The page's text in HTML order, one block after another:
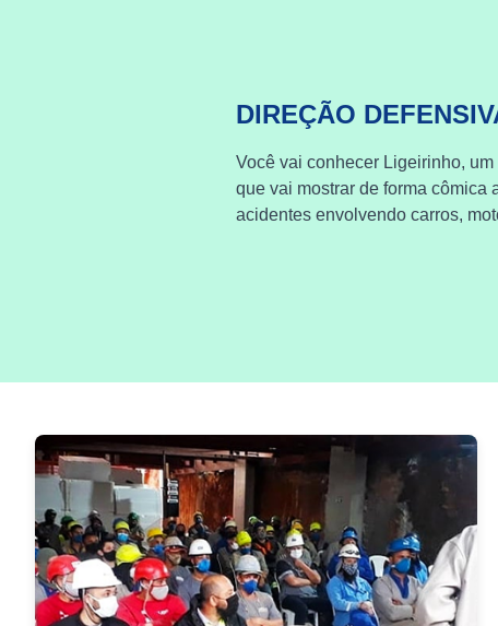
DIREÇÃO
Você vai conhecer Ligeirinho,
que vai mostrar de forma cômica
acidentes envolvendo carros,